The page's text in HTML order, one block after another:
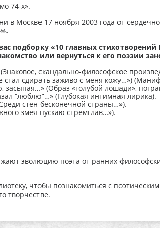
74-х».
в Москве 17 ноября 2003 года от
.
подборку «10 главных
или вернуться к его поэзии
скандально-философское
стал сдирать заживо с меня кожу…»)
(Образ «голубой лошади»,
“люблю”…» (Глубокая интимная лирика).
стен бесконечной страны…»).
змея пускаю стремглав…»).
эволюцию поэта от ранних
чтобы познакомиться с
творчестве.